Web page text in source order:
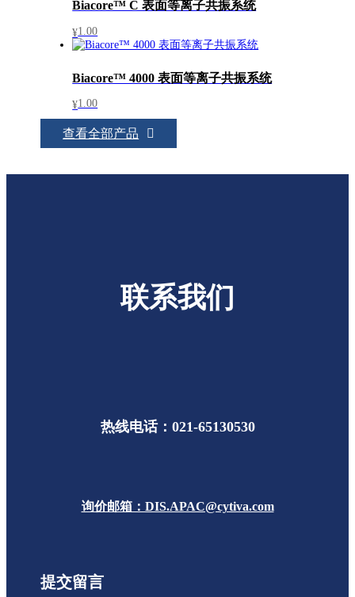
Biacore™ C 表面等离子共振系统
¥1.00
Biacore™ 4000 表面等离子共振系统
¥1.00
查看全部产品
联系我们
热线电话：021-65130530
询价邮箱：DIS.APAC@cytiva.com
提交留言